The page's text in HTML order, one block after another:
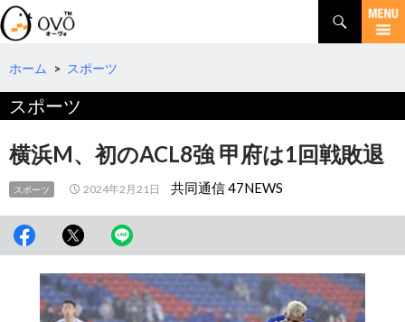
検
索
コ
テ
へ
動
ホーム > スポーツ
スポーツ
横浜M、初のACL8強 甲府は1回戦敗退
スポーツ 2024年2月21日 共同通信 47NEWS